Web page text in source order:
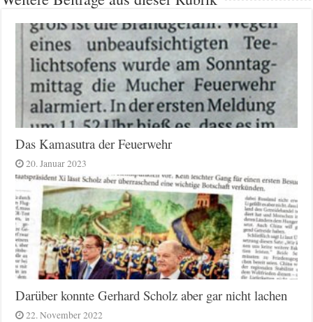
Das Kamasutra der Feuerwehr
20. Januar 2023
Darüber konnte Gerhard Scholz aber gar nicht lachen
22. November 2022